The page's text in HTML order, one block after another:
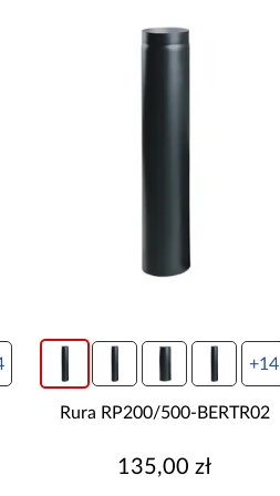
+14
Rura RP200/500-BERTR02
135,00 zł